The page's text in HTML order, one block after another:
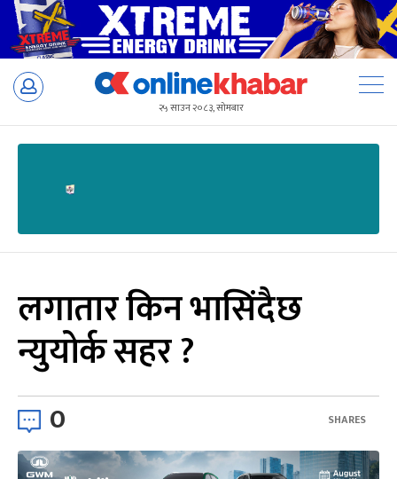
Skip
२५ साउन २०८३, सोमबार
लगातार किन भासिंदैछ
न्युयोर्क सहर ?
0 SHARES